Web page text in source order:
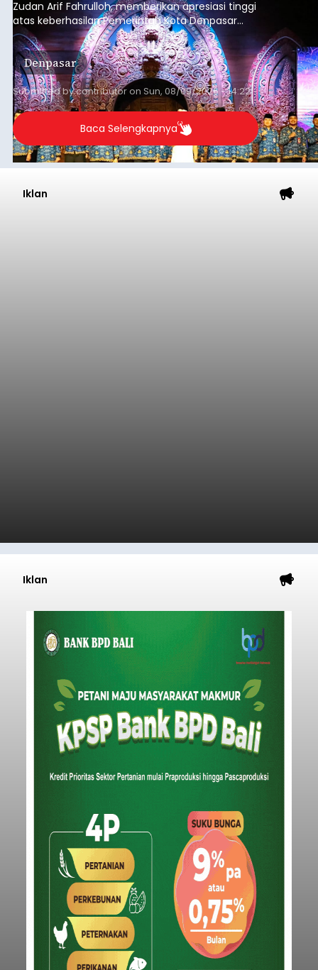
Zudan Arif Fahrulloh, memberikan apresiasi tinggi
atas keberhasilan Pemerintah Kota Denpasar
dan KORPRI Kota Denpasar dalam
mengimplementasikan program gotong royong
kepedulian sosial bertajuk "Sembagi Arutala".
Denpasar
Submitted bycontributoron Sun, 08/09/2026 - 14:22
Baca Selengkapnya
Iklan
Iklan